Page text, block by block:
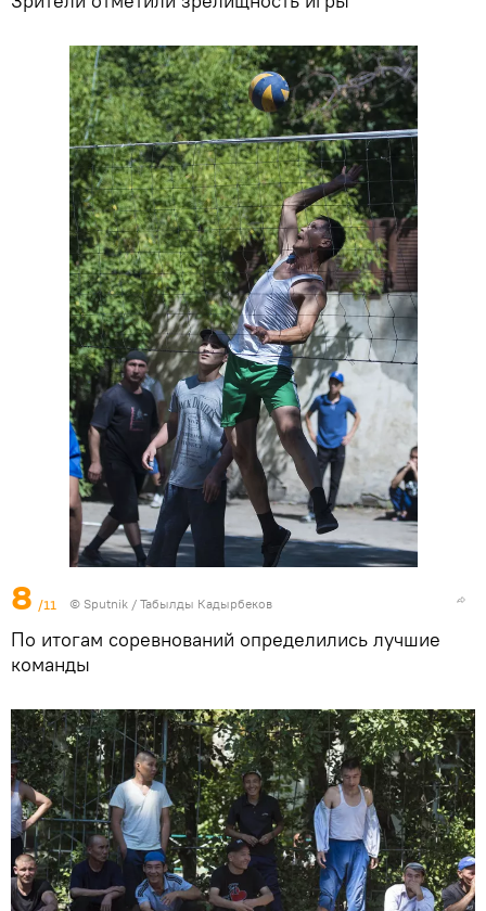
8 /11 © Sputnik / Табылды Кадырбеков
По итогам соревнований определились лучшие
команды